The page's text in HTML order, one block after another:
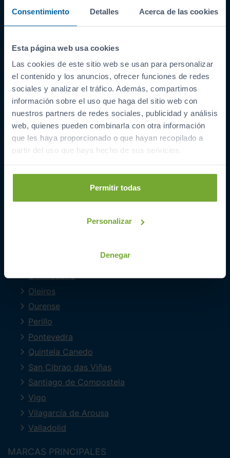
Consentimiento Detalles Acerca de las cookies
Esta página web usa cookies
Las cookies de este sitio web se usan para personalizar
el contenido y los anuncios, ofrecer funciones de redes
sociales y analizar el tráfico. Además, compartimos
información sobre el uso que haga del sitio web con
nuestros partners de redes sociales, publicidad y análisis
web, quienes pueden combinarla con otra información
que les haya proporcionado o que hayan recopilado a
partir del uso que haya hecho de sus servicios.
Permitir todas
Personalizar
Denegar
ENLACES INTERESANTES
Coches de segunda mano
Coches Km 0
Ofertas del mes
Últimos coches
Compramos tu coche
COCHES POR LOCALIDAD
A Coruña
O Milladoiro
Oleiros
Ourense
Perillo
Pontevedra
Quintela Canedo
San Cibrao das Viñas
Santiago de Compostela
Vigo
Vilagarcía de Arousa
Valladolid
MARCAS PRINCIPALES